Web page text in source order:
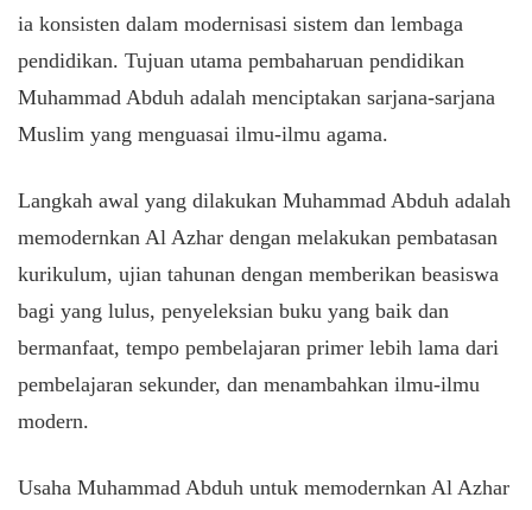
ia konsisten dalam modernisasi sistem dan lembaga
pendidikan. Tujuan utama pembaharuan pendidikan
Muhammad Abduh adalah menciptakan sarjana-sarjana
Muslim yang menguasai ilmu-ilmu agama.
Langkah awal yang dilakukan Muhammad Abduh adalah
memodernkan Al Azhar dengan melakukan pembatasan
kurikulum, ujian tahunan dengan memberikan beasiswa
bagi yang lulus, penyeleksian buku yang baik dan
bermanfaat, tempo pembelajaran primer lebih lama dari
pembelajaran sekunder, dan menambahkan ilmu-ilmu
modern.
Usaha Muhammad Abduh untuk memodernkan Al Azhar